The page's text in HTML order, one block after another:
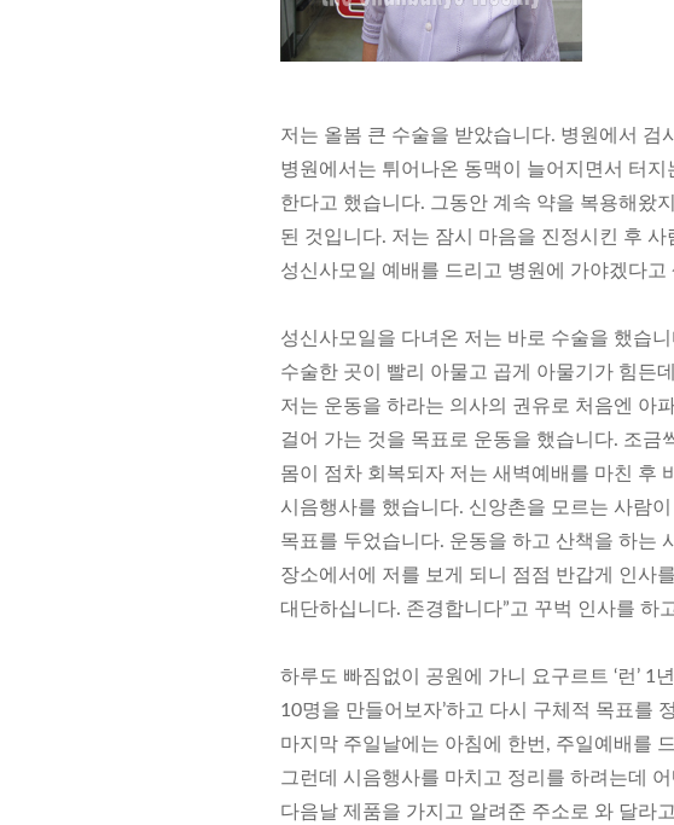
저는 올봄 큰 수술을 받았습니다. 병원에서
병원에서는 튀어나온 동맥이 늘어지면서 터
한다고 했습니다. 그동안 계속 약을 복용해왔
된 것입니다. 저는 잠시 마음을 진정시킨 후
성신사모일 예배를 드리고 병원에 가야겠다고
성신사모일을 다녀온 저는 바로 수술을 했습
수술한 곳이 빨리 아물고 곱게 아물기가 힘든
저는 운동을 하라는 의사의 권유로 처음엔 아
걸어 가는 것을 목표로 운동을 했습니다. 조금
몸이 점차 회복되자 저는 새벽예배를 마친 후
시음행사를 했습니다. 신앙촌을 모르는 사람
목표를 두었습니다. 운동을 하고 산책을 하는
장소에서에 저를 보게 되니 점점 반갑게 인사
대단하십니다. 존경합니다”고 꾸벅 인사를 하
하루도 빠짐없이 공원에 가니 요구르트 ‘런’ 1
10명을 만들어보자’하고 다시 구체적 목표를
마지막 주일날에는 아침에 한번, 주일예배를
그런데 시음행사를 마치고 정리를 하려는데
다음날 제품을 가지고 알려준 주소로 와 달라